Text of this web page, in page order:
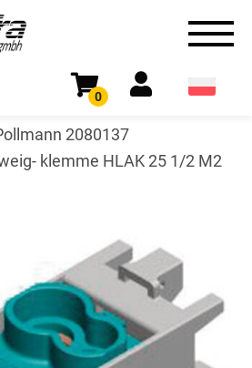
0
2080137
klemme HLAK 25 1/2 M2